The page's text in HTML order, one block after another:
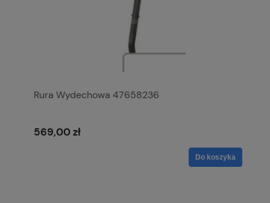
Rura Wydechowa 47658236
569,00 zł
Do koszyka